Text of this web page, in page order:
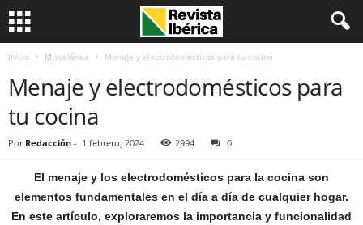
Inicio Miscelánea Menaje y electrodomésticos para tu cocina
Menaje y electrodomésticos para
tu cocina
Por Redacción - 1 febrero, 2024 2994 0
El menaje y los electrodomésticos para la cocina son
elementos fundamentales en el día a día de cualquier hogar.
En este artículo, exploraremos la importancia y funcionalidad